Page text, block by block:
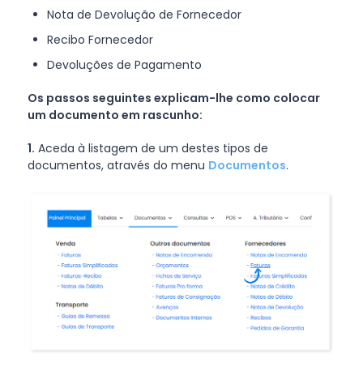
Nota de Devolução de Fornecedor
Recibo Fornecedor
Devoluções de Pagamento
Os passos seguintes explicam-lhe como colocar
um documento em rascunho:
1. Aceda à listagem de um destes tipos de
documentos, através do menu Documentos.